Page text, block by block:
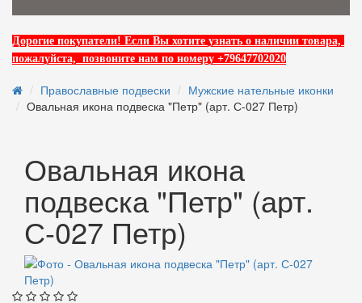
Дорогие покупатели! Если Вы хотите узнать о наличии товара,
пожалуйста, позвоните нам по номеру +79647702020
Православные подвески
Мужские нательные иконки
Овальная икона подвеска "Петр" (арт. С-027 Петр)
Овальная икона
подвеска "Петр" (арт.
С-027 Петр)